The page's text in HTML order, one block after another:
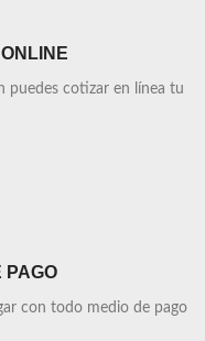
puedes cotizar en línea tu
PAGO
con todo medio de pago